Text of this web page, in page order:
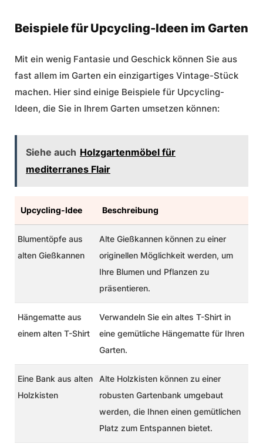
Beispiele für Upcycling-Ideen im Garten
Mit ein wenig Fantasie und Geschick können Sie aus
fast allem im Garten ein einzigartiges Vintage-Stück
machen. Hier sind einige Beispiele für Upcycling-
Ideen, die Sie in Ihrem Garten umsetzen können:
Siehe auch Holzgartenmöbel für
mediterranes Flair
Upcycling-Idee Beschreibung
Blumentöpfe aus
alten Gießkannen
Alte Gießkannen können zu einer
originellen Möglichkeit werden, um
Ihre Blumen und Pflanzen zu
präsentieren.
Hängematte aus
einem alten T-Shirt
Verwandeln Sie ein altes T-Shirt in
eine gemütliche Hängematte für Ihren
Garten.
Eine Bank aus alten
Holzkisten
Alte Holzkisten können zu einer
robusten Gartenbank umgebaut
werden, die Ihnen einen gemütlichen
Platz zum Entspannen bietet.